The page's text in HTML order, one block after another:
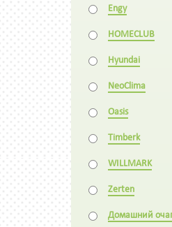
Engy
HOMECLUB
Hyundai
NeoClima
Oasis
Timberk
WILLMARK
Zerten
Домашний